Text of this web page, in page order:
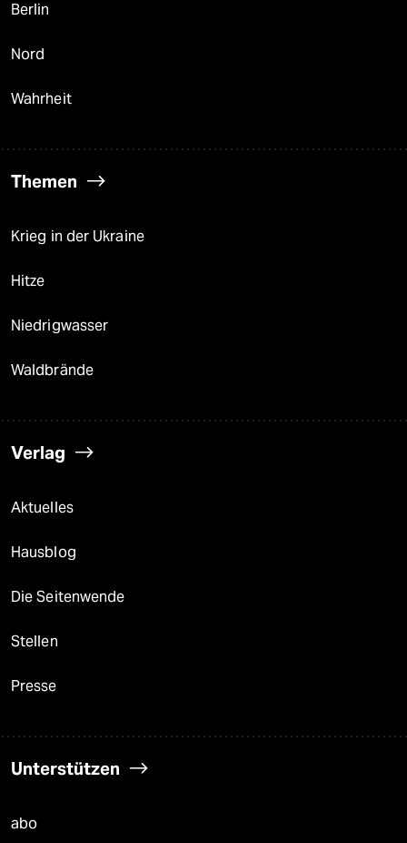
Berlin
Nord
Wahrheit
Themen
Krieg in der Ukraine
Hitze
Niedrigwasser
Waldbrände
Verlag
Aktuelles
Hausblog
Die Seitenwende
Stellen
Presse
Unterstützen
abo